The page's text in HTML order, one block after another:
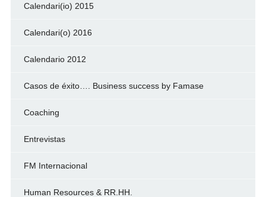
Calendari(io) 2015
Calendari(o) 2016
Calendario 2012
Casos de éxito…. Business success by Famase
Coaching
Entrevistas
FM Internacional
Human Resources & RR.HH.